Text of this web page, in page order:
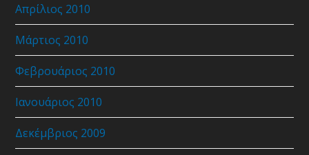
Απρίλιος 2010
Μάρτιος 2010
Φεβρουάριος 2010
Ιανουάριος 2010
Δεκέμβριος 2009